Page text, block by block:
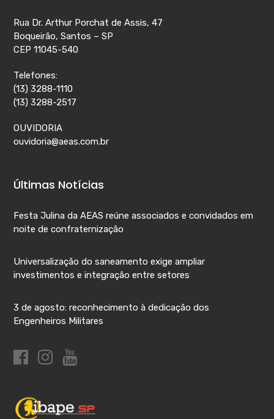
Rua Dr. Arthur Porchat de Assis, 47
Boqueirão, Santos – SP
CEP 11045-540
Telefones:
(13) 3288-1110
(13) 3288-2517
OUVIDORIA
ouvidoria@aeas.com.br
Últimas Notícias
Festa Julina da AEAS reúne associados e convidados em
noite de confraternização
Universalização do saneamento exige ampliar
investimentos e integração entre setores
3 de agosto: reconhecimento à dedicação dos
Engenheiros Militares